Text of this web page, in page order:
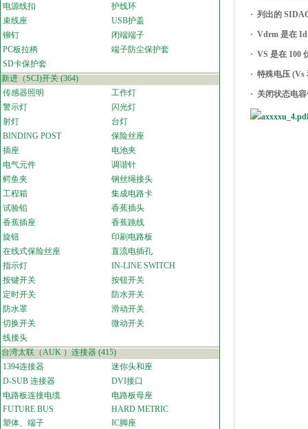
电源线扣
护线环
束线座
USB护盖
铆钉
闭端端子
PC板拉柄
端子防尘保护套
SD卡保护套
新进（SCI)开关 (364)
传感器照明
工作灯
警示灯
闪光灯
射灯
台灯
BINDING POST
保险丝座
插座
电池夹
电气元件
调谐针
鳄鱼夹
钢丝绳接头
工程箱
集成电路卡
试验铅
香蕉插头
香蕉插座
香蕉跳线
旋钮
印刷电路板
在线式保险丝座
直流电插孔
指示灯
IN-LINE SWITCH
按键开关
按钮开关
定时开关
防水开关
防水罩
滑动开关
切换开关
微动开关
线接头
台湾太联（AUK ）连接器 (415)
1394连接器
迷你头和座
D-SUB 连接器
DVI接口
电路板连接电缆
电路板母座
FUTURE BUS
HARD METRIC
塑体、端子
IC脚座
· 列出的
· Vdrm 是在
· VS 是在 100
· 特殊电压
· 关闭状态电